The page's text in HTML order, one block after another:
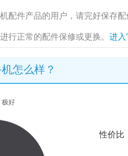
配件产品的用户，请完好保存
行正常的配件保修或更换。 进入
怎么样？
极好
性价比